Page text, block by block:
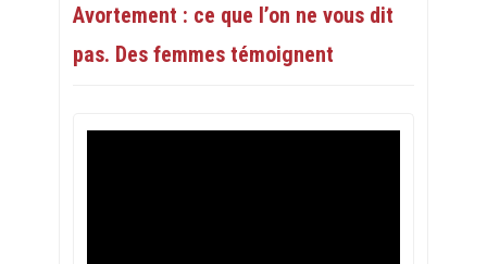
Avortement : ce que l’on ne vous dit
pas. Des femmes témoignent